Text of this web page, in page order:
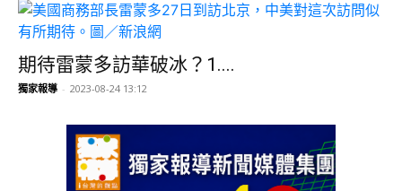
期待雷蒙多訪華破冰？1....
獨家報導 - 2023-08-24 13:12